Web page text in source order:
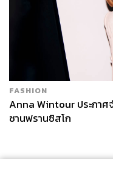
ที่อับราฮัม มาสโลว์
ล่วงลับได้คิดค้นขึ้นมา
อาชีพที่ตอบโจทย์ตาม
ประการ ทั้งส่วนฐานสา
Safety and Security
(เป็นอาชีพอิสระที่มีราย
และ Self-Esteem คือก
ได้รับการยอมรับ (ได้รับ
ถูกโค้ช) และส่วนของยอ
FASHION
Anna Wintour ประกา
ซานฟรานซิสโก